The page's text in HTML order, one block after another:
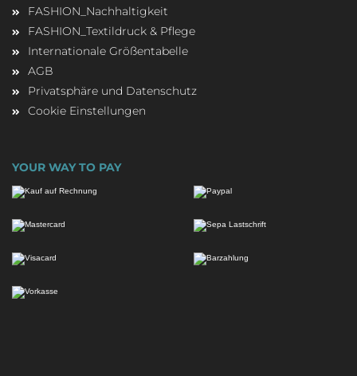
FASHION_Nachhaltigkeit
FASHION_Textildruck & Pflege
Internationale Größentabelle
AGB
Privatsphäre und Datenschutz
Cookie Einstellungen
YOUR WAY TO PAY